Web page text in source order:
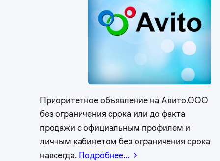
Приоритетное объявление на Авито.ООО
без ограничения срока или до факта
продажи с официальным профилем и
личным кабинетом без ограничения срока
навсегда. Подробнее…